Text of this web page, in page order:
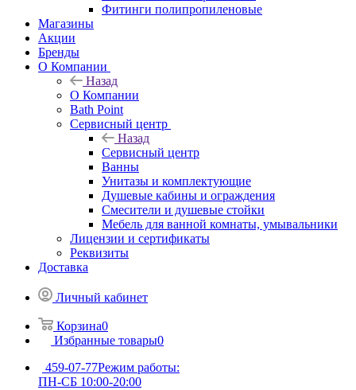
Фитинги полипропиленовые
Магазины
Акции
Бренды
О Компании
Назад
О Компании
Bath Point
Сервисный центр
Назад
Сервисный центр
Ванны
Унитазы и комплектующие
Душевые кабины и ограждения
Смесители и душевые стойки
Мебель для ванной комнаты, умывальники
Лицензии и сертификаты
Реквизиты
Доставка
Личный кабинет
Корзина0
Избранные товары0
459-07-77Режим работы:
ПН-СБ 10:00-20:00